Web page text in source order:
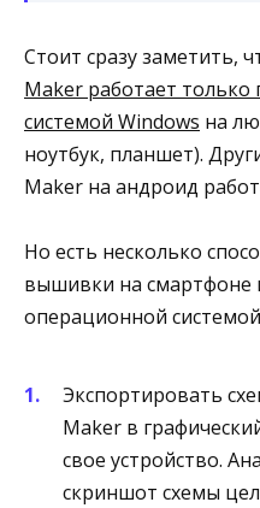
Стоит сразу заметить,
Maker работает
системой Windows на
ноутбук, планшет).
Maker на андроид
Но есть несколько
вышивки на смартфоне
операционной
Экспортировать
Maker в
свое устройство.
скриншот схемы